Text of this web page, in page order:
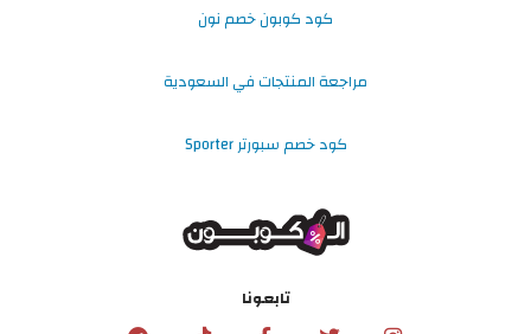
كود كوبون خصم نون
مراجعة المنتجات في السعودية
كود خصم سبورتر Sporter
تابعونا